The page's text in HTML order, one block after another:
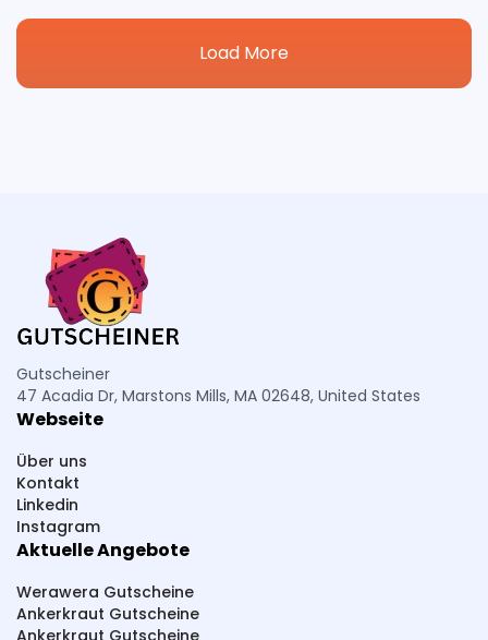
Load More
Gutscheiner
47 Acadia Dr, Marstons Mills, MA 02648, United States
Webseite
Über uns
Kontakt
Linkedin
Instagram
Aktuelle Angebote
Werawera Gutscheine
Ankerkraut Gutscheine
Ankerkraut Gutscheine